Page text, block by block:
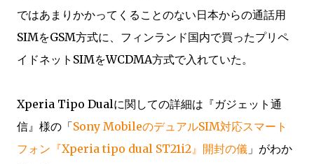
ではあまりかかってくることのない日本からの通話用
SIMをGSM方式に、フィンランド国内で買ったプリペ
イドネットSIMをWCDMA方式で入れていた。
Xperia Tipo Dualに関しての詳細は『ガジェット通
信』様の「Sony MobileのデュアルSIM対応スマート
フォン『Xperia tipo dual ST21i2』開封の儀 」がわか